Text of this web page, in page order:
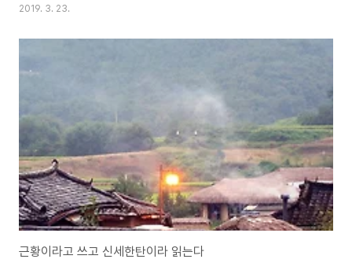
냥 올려버릴 작정으로 근황글을 올립니다. 1. 드디어 이사갈 집을 구했어요! 작
집을 구하고 다녔어요. 주중에는 메일을 보내고 주말에는 집들을 방문했어요.
친구와 제 이름이 한 계약서 안에 들어가는게 처음이라 너무 신기하고 떨렸어
요. 독일에서 집을 계약할때는 스몰토크가 스몰이 아니더라구요. 한번 계약을
맺고나면 집 계약은 ..
2019. 3. 23.
근황이라고 쓰고 신세한탄이라 읽는다